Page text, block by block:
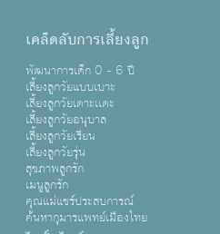
เคล็ดลับการเลี้ยงลูก
พัฒนาการเด็ก 0 - 6 ปี
เลี้ยงลูกวัยแบบเบาะ
เลี้ยงลูกวัยเตาะเเตะ
เลี้ยงลูกวัยอนุบาล
เลี้ยงลูกวัยเรียน
เลี้ยงลูกวัยรุ่น
สุขภาพลูกรัก
เมนูลูกรัก
คุณแม่แชร์ประสบการณ์
ค้นหากุมารแพทย์เมืองไทย